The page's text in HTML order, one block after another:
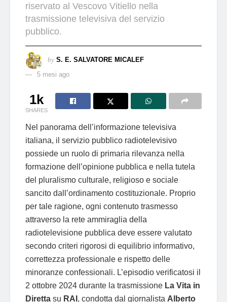
riservato al Vescovo Vitiello nella
trasmissione televisiva del servizio
pubblico.
by S. E. SALVATORE MICALEF
5 mesi ago
1k
SHARES
Nel panorama dell’informazione televisiva
italiana, il servizio pubblico radiotelevisivo
possiede un ruolo di primaria rilevanza nella
formazione dell’opinione pubblica e nella tutela
del pluralismo culturale, religioso e sociale
sancito dall’ordinamento costituzionale. Proprio
per tale ragione, ogni contenuto trasmesso
attraverso la rete ammiraglia della
radiotelevisione pubblica deve essere valutato
secondo criteri rigorosi di equilibrio informativo,
correttezza professionale e rispetto delle
minoranze confessionali. L’episodio verificatosi il
2 ottobre 2024 durante la trasmissione La Vita in
Diretta su RAI , condotta dal giornalista Alberto